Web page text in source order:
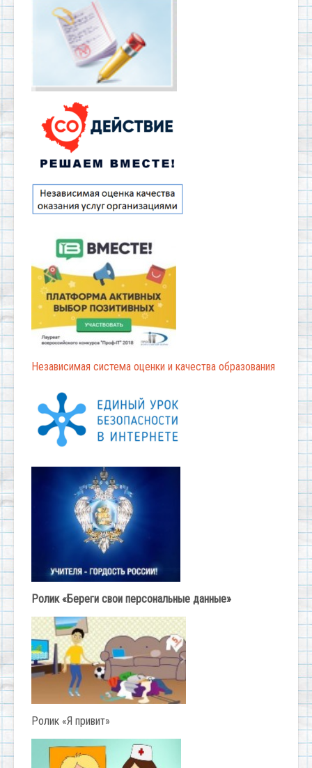
Независимая система оценки и качества образования
Ролик «Береги свои персональные данные»
Ролик «Я привит»